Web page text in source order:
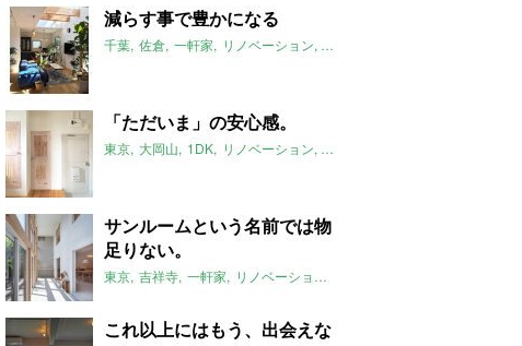
減らす事で豊かになる
千葉 佐倉 一軒家 リノベーション 減築
「ただいま」の安心感。
東京 大岡山 1DK リノベーション 2018年6月のおすすめ
サンルームという名前では物
足りない。
東京 吉祥寺 一軒家 リノベーション
これ以上にはもう、出会えな